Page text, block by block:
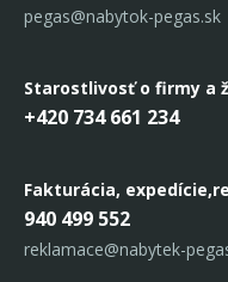
pegas@nabytok-pegas.sk
Starostlivosť o firmy a
+420 734 661 234
Fakturácia, expedície,
940 499 552
reklamace@nabytek-